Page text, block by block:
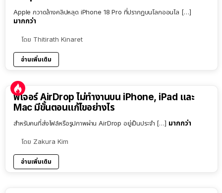
Apple กวาดล้างคลิปหลุด iPhone 18 Pro ที่ปรากฏบนโลกออนไล […]
มากกว่า
โดย Thitirath Kinaret
อ่านเพิ่มเติม
ฟีเจอร์ AirDrop ไม่ทำงานบน iPhone, iPad และ
Mac มีขั้นตอนแก้ไขอย่างไร
สำหรับคนที่ส่งไฟล์หรือรูปภาพผ่าน AirDrop อยู่เป็นประจำ […] มากกว่า
โดย Zakura Kim
อ่านเพิ่มเติม